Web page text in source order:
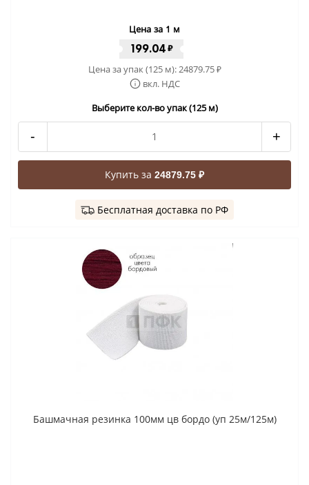
Цена за 1 м
199.04 ₽
Цена за упак (125 м): 24879.75₽
вкл. НДС
Выберите кол-во упак (125 м)
- +
Купить за 24879.75 ₽
Бесплатная доставка по РФ
Башмачная резинка 100мм цв бордо (уп 25м/125м)